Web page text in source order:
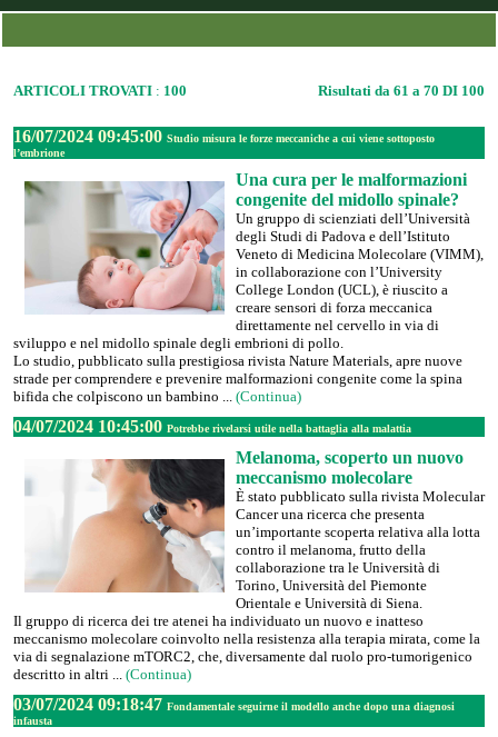
ARTICOLI TROVATI : 100 Risultati da 61 a 70 DI 100
16/07/2024 09:45:00 Studio misura le forze meccaniche a cui viene sottoposto
l’embrione
Una cura per le malformazioni
congenite del midollo spinale?
Un gruppo di scienziati dell’Università
degli Studi di Padova e dell’Istituto
Veneto di Medicina Molecolare (VIMM),
in collaborazione con l’University
College London (UCL), è riuscito a
creare sensori di forza meccanica
direttamente nel cervello in via di
sviluppo e nel midollo spinale degli embrioni di pollo.
Lo studio, pubblicato sulla prestigiosa rivista Nature Materials, apre nuove
strade per comprendere e prevenire malformazioni congenite come la spina
bifida che colpiscono un bambino ... (Continua)
04/07/2024 10:45:00 Potrebbe rivelarsi utile nella battaglia alla malattia
Melanoma, scoperto un nuovo
meccanismo molecolare
È stato pubblicato sulla rivista Molecular
Cancer una ricerca che presenta
un’importante scoperta relativa alla lotta
contro il melanoma, frutto della
collaborazione tra le Università di
Torino, Università del Piemonte
Orientale e Università di Siena.
Il gruppo di ricerca dei tre atenei ha individuato un nuovo e inatteso
meccanismo molecolare coinvolto nella resistenza alla terapia mirata, come la
via di segnalazione mTORC2, che, diversamente dal ruolo pro-tumorigenico
descritto in altri ... (Continua)
03/07/2024 09:18:47 Fondamentale seguirne il modello anche dopo una diagnosi
infausta